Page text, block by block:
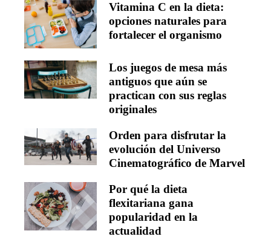
Vitamina C en la dieta:
opciones naturales para
fortalecer el organismo
Los juegos de mesa más
antiguos que aún se
practican con sus reglas
originales
Orden para disfrutar la
evolución del Universo
Cinematográfico de Marvel
Por qué la dieta
flexitariana gana
popularidad en la
actualidad